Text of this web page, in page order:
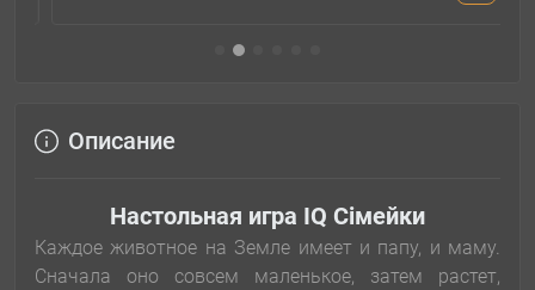
Описание
Настольная игра IQ Сімейки
Каждое животное на Земле имеет и папу, и маму.
Сначала оно совсем маленькое, затем растет,